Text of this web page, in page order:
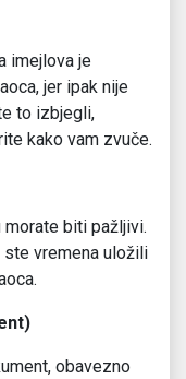
imejlova je
jer ipak nije
to izbjegli,
kako vam zvuče.
morate biti pažljivi.
ste vremena uložili
obavezno